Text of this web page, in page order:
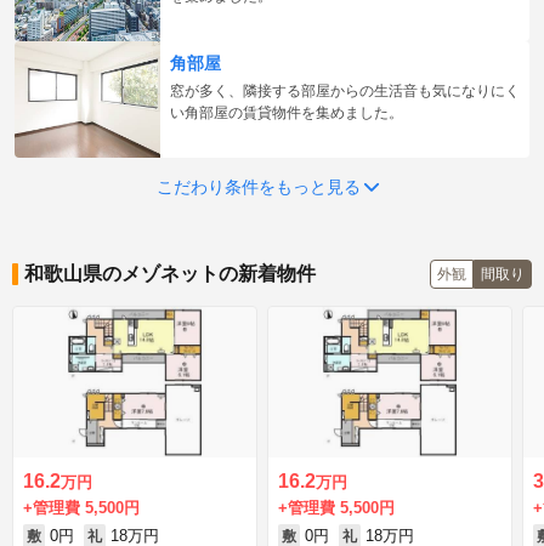
角部屋
窓が多く、隣接する部屋からの生活音も気になりにく
い角部屋の賃貸物件を集めました。
こだわり条件をもっと見る
和歌山県のメゾネットの新着物件 外観 間取り
16.2万円
+管理費 5,500円
敷 0円 礼 18万円
16.2万円
+管理費 5,500円
敷 0円 礼 18万円